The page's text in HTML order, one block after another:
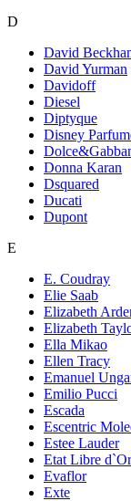
D
David
David Yurman
Davidoff
Diesel
Diptyque
Disney
Donna Karan
Dsquared
Ducati
Dupont
E
E. Coudray
Elie Saab
Elizabeth
Elizabeth
Ella Mikao
Ellen Tracy
Emanuel
Emilio Pucci
Escada
Escentric
Estee Lauder
Etat Libre
Evaflor
Exte